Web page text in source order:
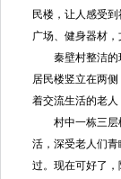
民楼，让人感受
广场、健身器材
秦壁村整洁的环
居民楼竖立在两
着交流生活的老人
村中一栋三层楼
活，深受老人们
过。现在可好了